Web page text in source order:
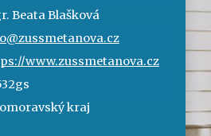
Beata Blašková
www.zussmetanova.cz
kraj